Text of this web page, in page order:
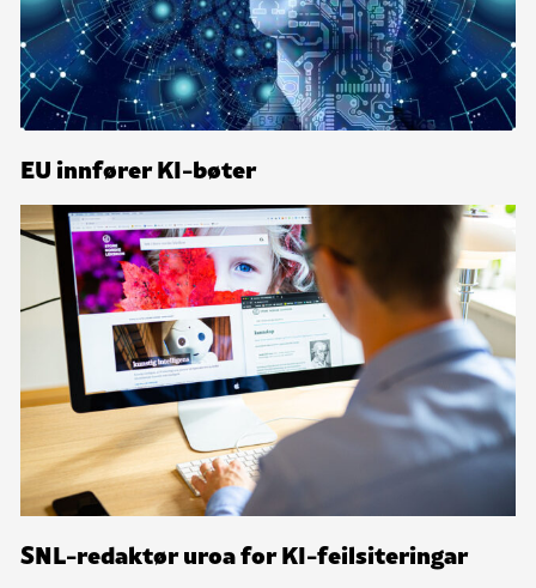
EU innfører KI-bøter
SNL-redaktør uroa for KI-feilsiteringar